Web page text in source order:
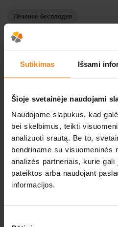
Sutikimas Išsami
Šioje svetainėje naudojami
Naudojame slapukus, kad
bei skelbimus, teikti
analizuoti srautą. Be to,
bendriname su visuomeninės
analizės partneriais, kurie
pateiktos arba naudojant
informacijos.
следят за развитием
безопасность.
Лечение бесплодия
Развитие
vitro
Наблюдение за развитием
важным элементом
оплодотворения (in vitro).
матки эмбрионов
эмбриолог оценивает их на
Лечение бесплодия